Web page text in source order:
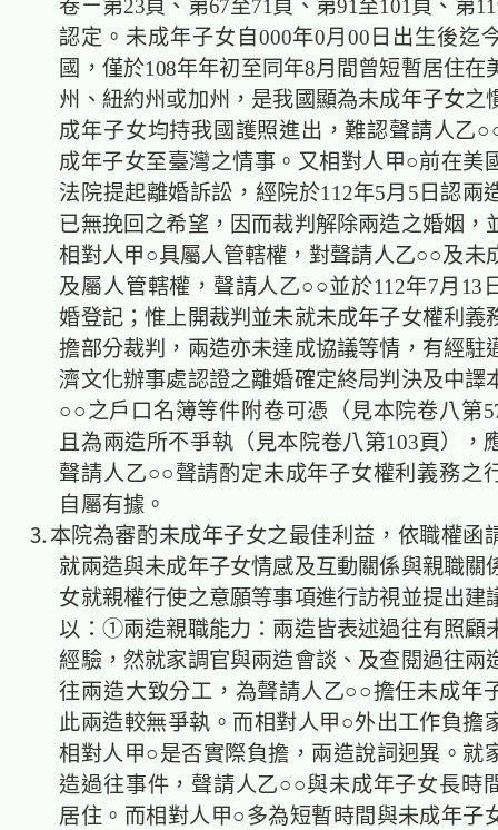
卷ㄧ第23頁、第67至71頁、第91至101頁、第
認定。未成年子女自000年0月00日出生後迄
國，僅於108年年初至同年8月間曾短暫居住在
州、紐約州或加州，是我國顯為未成年子女之
成年子女均持我國護照進出，難認聲請人乙
成年子女至臺灣之情事。又相對人甲○前在美
法院提起離婚訴訟，經院於112年5月5日認兩
已無挽回之希望，因而裁判解除兩造之婚姻，
相對人甲○具屬人管轄權，對聲請人乙○○及未
及屬人管轄權，聲請人乙○○並於112年7月13
婚登記；惟上開裁判並未就未成年子女權利義
擔部分裁判，兩造亦未達成協議等情，有經駐
濟文化辦事處認證之離婚確定終局判決及中譯
○○之戶口名簿等件附卷可憑（見本院卷八第
且為兩造所不爭執（見本院卷八第103頁），
聲請人乙○○聲請酌定未成年子女權利義務之
自屬有據。
⒊本院為審酌未成年子女之最佳利益，依職權函
就兩造與未成年子女情感及互動關係與親職關
女就親權行使之意願等事項進行訪視並提出建
以：①兩造親職能力：兩造皆表述過往有照顧
經驗，然就家調官與兩造會談、及查閱過往兩
往兩造大致分工，為聲請人乙○○擔任未成年
此兩造較無爭執。而相對人甲○外出工作負擔
相對人甲○是否實際負擔，兩造說詞迥異。就
造過往事件，聲請人乙○○與未成年子女長時
居住。而相對人甲○多為短暫時間與未成年子